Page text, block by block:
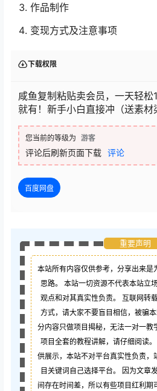
作品制作
变现方式及注意事项
下载权限
咸鱼复制粘贴卖会员，一天轻
就有！新手小白直接冲（送素材
您当前的等级为 游客
评论后刷新页面下载 评论
百度网盘
重要声明
本站所有内容仅供参考，分享出来是
思路。 本站一切资源不代表本站立
观点和对其真实性负责。 互联网转
方式，请大家不要盲目相信，被骗
分内容只做项目揭秘，无法一对一教
项目全套的教程讲解，请仔细阅读
供展示，本站不对平台真实性负责，
目关键词自己选择平台。 因为文章
间存在时间差，所以有些项目红利期